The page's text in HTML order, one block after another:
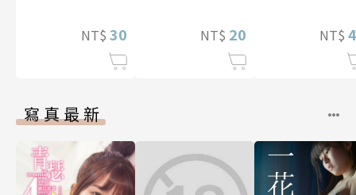
NT$ 30
是水火不容NT$ 20
策劃改革公會
NT$
寫真最新